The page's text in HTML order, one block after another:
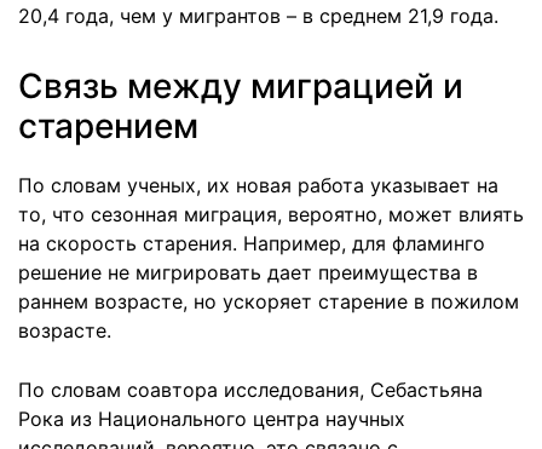
20,4 года, чем у мигрантов – в среднем 21,9 года.
Связь между миграцией и
старением
По словам ученых, их новая работа указывает на
то, что сезонная миграция, вероятно, может влиять
на скорость старения. Например, для фламинго
решение не мигрировать дает преимущества в
раннем возрасте, но ускоряет старение в пожилом
возрасте.
По словам соавтора исследования, Себастьяна
Рока из Национального центра научных